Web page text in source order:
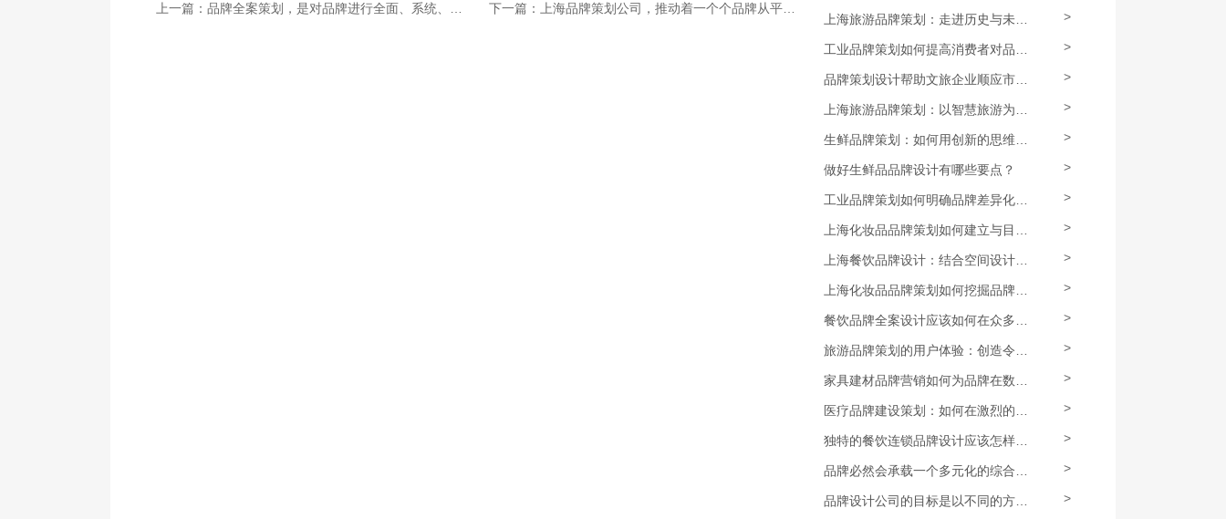
上一篇： 品牌全案策划，是对品牌进行全面、系统、长远的规划与执行过程 下一篇： 上海品牌策划公司，推动着一个个品牌从平凡走向非凡
>
>
>
>
>
做好生鲜品品牌设计有哪些要点？ >
>
>
>
>
>
>
>
>
>
>
>